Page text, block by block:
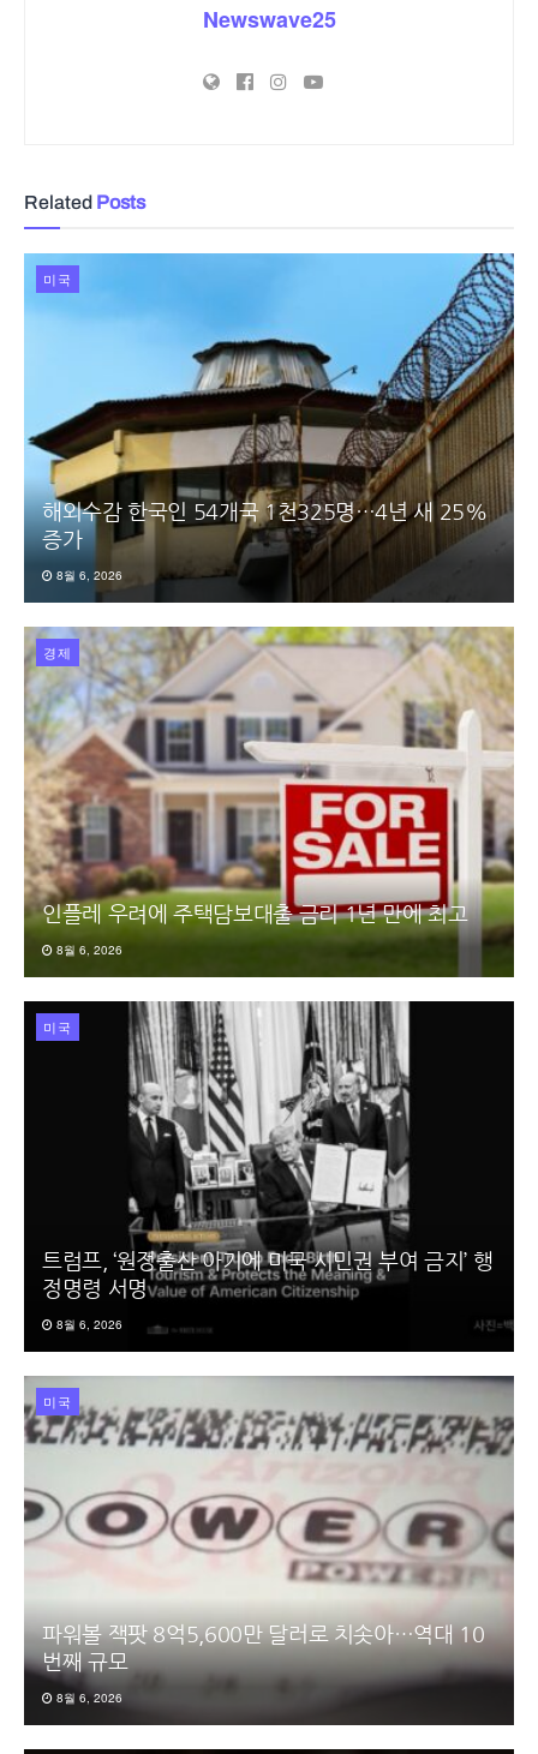
Newswave25
Related Posts
미국
해외수감 한국인 54개국 1천325명…4년 새 25%
증가
8월 6, 2026
경제
인플레 우려에 주택담보대출 금리 1년 만에 최고
8월 6, 2026
미국
트럼프, ‘원정출산 아기에 미국 시민권 부여 금지’ 행
정명령 서명
8월 6, 2026
미국
파워볼 잭팟 8억5,600만 달러로 치솟아…역대 10
번째 규모
8월 6, 2026